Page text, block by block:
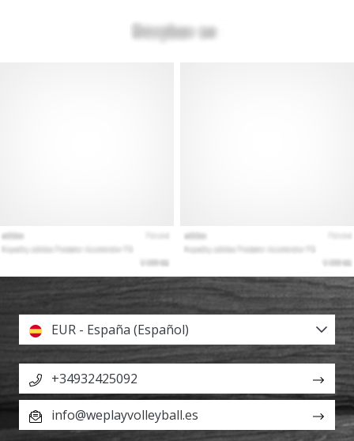
EUR - España (Español)
+34932425092
info@weplayvolleyball.es